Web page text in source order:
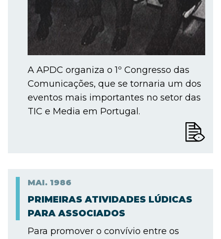
A APDC organiza o 1º Congresso das
Comunicações, que se tornaria um dos
eventos mais importantes no setor das
TIC e Media em Portugal.
MAI. 1986
PRIMEIRAS ATIVIDADES LÚDICAS
PARA ASSOCIADOS
Para promover o convívio entre os